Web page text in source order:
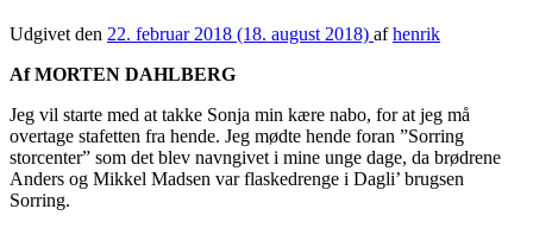
Udgivet den 22. februar 2018 (18. august 2018) af henrik
Af MORTEN DAHLBERG
Jeg vil starte med at takke Sonja min kære nabo, for at jeg må
overtage stafetten fra hende. Jeg mødte hende foran ”Sorring
storcenter” som det blev navngivet i mine unge dage, da brødrene
Anders og Mikkel Madsen var flaskedrenge i Dagli’ brugsen
Sorring.